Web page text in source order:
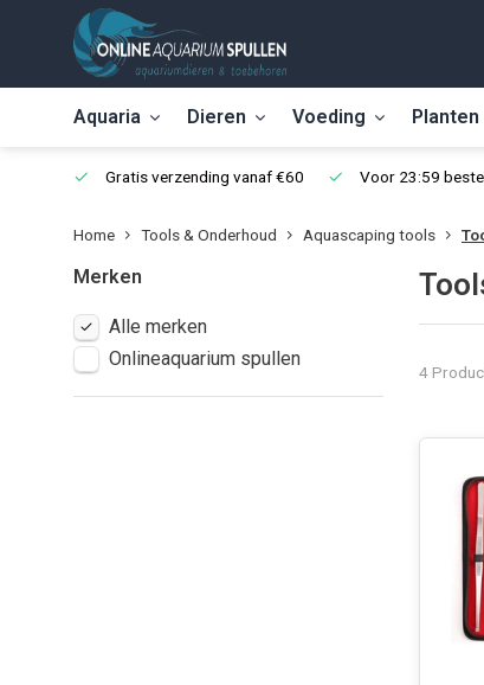
Aquaria Dieren Voeding Planten
Gratis verzending vanaf €60 Voor 23:59
Home Tools & Onderhoud Aquascaping tools
Merken
Alle merken
Onlineaquarium spullen
4